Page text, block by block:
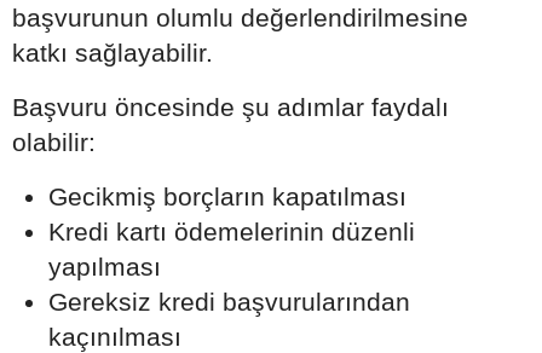
başvurunun olumlu değerlendirilmesine
katkı sağlayabilir.
Başvuru öncesinde şu adımlar faydalı
olabilir:
Gecikmiş borçların kapatılması
Kredi kartı ödemelerinin düzenli
yapılması
Gereksiz kredi başvurularından
kaçınılması